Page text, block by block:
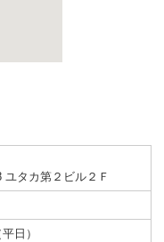
ユタカ第２ビル２Ｆ
日）